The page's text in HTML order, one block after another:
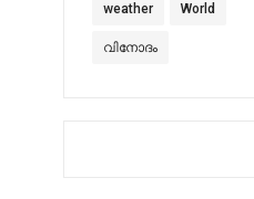
weather World
വിനോദം